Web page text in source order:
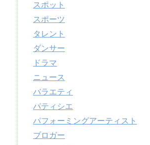
スポット
スポーツ
タレント
ダンサー
ドラマ
ニュース
バラエティ
パティシエ
パフォーミングアーティスト
ブロガー